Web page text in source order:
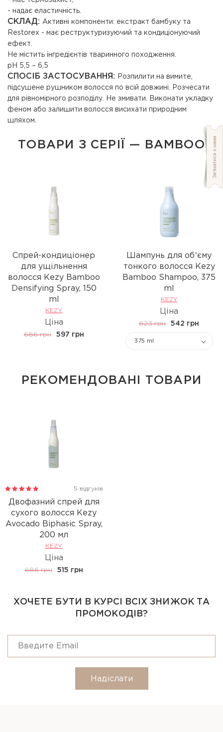
- надає еластичність.
СКЛАД: Активні компоненти: екстракт бамбуку та
Restorex - має реструктуризуючий та кондиціонуючий
ефект.
Не містить інгредієнтів тваринного походження.
рН 5,5 – 6,5
СПОСІБ ЗАСТОСУВАННЯ:
Розпилити на вимите,
підсушене рушником волосся по всій довжині. Розчесати
для рівномірного розподілу. Не змивати. Виконати укладку
феном або залишити волосся висихати природним
шляхом.
ТОВАРИ З СЕРІЇ — BAMBOO
Спрей-кондиціонер
для ущільнення
волосся Kezy Bamboo
Densifying Spray, 150
ml
KEZY
Ціна
686 грн 597 грн
Шампунь для обʼєму
тонкого волосся Kezy
Bamboo Shampoo, 375
ml
KEZY
Ціна
623 грн 542 грн
375 ml
РЕКОМЕНДОВАНІ ТОВАРИ
5 відгуків
Двофазний спрей для
сухого волосся Kezy
Avocado Biphasic Spray,
200 мл
KEZY
Ціна
686 грн 515 грн
ХОЧЕТЕ БУТИ В КУРСІ ВСІХ ЗНИЖОК ТА
ПРОМОКОДІВ?
Надіслати